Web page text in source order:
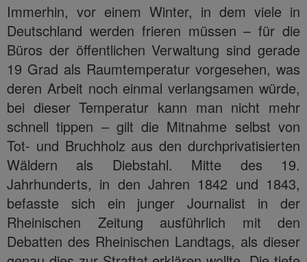
Immerhin, vor einem Winter, in dem viele in
Deutschland werden frieren müssen – für die
Büros der öffentlichen Verwaltung sind gerade
19 Grad als Raumtemperatur vorgesehen, was
deren Arbeit noch einmal verlangsamen würde,
bei dieser Temperatur kann man nicht mehr
schnell tippen – gilt die Mitnahme selbst von
Tot- und Bruchholz aus den durchprivatisierten
Wäldern als Diebstahl. Mitte des 19.
Jahrhunderts, in den Jahren 1842 und 1843,
befasste sich ein junger Journalist in der
Rheinischen Zeitung ausführlich mit den
Debatten des Rheinischen Landtags, als dieser